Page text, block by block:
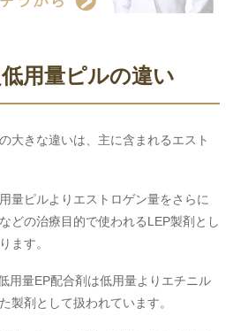
用量ピルの違い
大きな違いは、主に含まれるエスト
量ピルよりエストロゲン量をさらに
どの治療目的で使われるLEP製剤とし
ます。
用量EP配合剤は低用量よりエチニル
製剤として扱われています。